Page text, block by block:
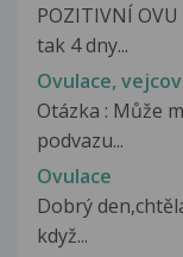
POZITIVNÍ OVU
tak 4 dny...
Ovulace,
Otázka : Může
podvazu...
Ovulace
Dobrý
když...